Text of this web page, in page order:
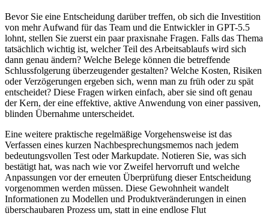
Bevor Sie eine Entscheidung darüber treffen, ob sich die Investition
von mehr Aufwand für das Team und die Entwickler in GPT-5.5
lohnt, stellen Sie zuerst ein paar praxisnahe Fragen. Falls das Thema
tatsächlich wichtig ist, welcher Teil des Arbeitsablaufs wird sich
dann genau ändern? Welche Belege können die betreffende
Schlussfolgerung überzeugender gestalten? Welche Kosten, Risiken
oder Verzögerungen ergeben sich, wenn man zu früh oder zu spät
entscheidet? Diese Fragen wirken einfach, aber sie sind oft genau
der Kern, der eine effektive, aktive Anwendung von einer passiven,
blinden Übernahme unterscheidet.
Eine weitere praktische regelmäßige Vorgehensweise ist das
Verfassen eines kurzen Nachbesprechungsmemos nach jedem
bedeutungsvollen Test oder Markupdate. Notieren Sie, was sich
bestätigt hat, was nach wie vor Zweifel hervorruft und welche
Anpassungen vor der erneuten Überprüfung dieser Entscheidung
vorgenommen werden müssen. Diese Gewohnheit wandelt
Informationen zu Modellen und Produktveränderungen in einen
überschaubaren Prozess um, statt in eine endlose Flut